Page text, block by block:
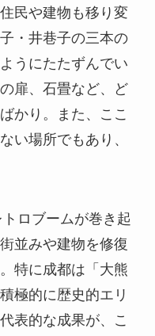
民や建物も移り変
・井巷子の三本の
うにたたずんでい
扉、石畳など、ど
かり。また、ここ
い場所でもあり、
ロブームが巻き起
並みや建物を修復
特に成都は「大熊
極的に歴史的エリ
表的な成果が、こ